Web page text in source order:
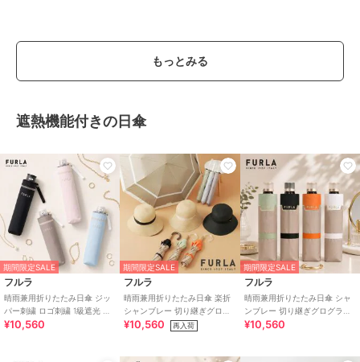
もっとみる
遮熱機能付きの日傘
期間限定SALE
フルラ
晴雨兼用折りたたみ日傘 ジッ
パー刺繍 ロゴ刺繍 1級遮光 遮
熱 UV 軽量
¥10,560
期間限定SALE
フルラ
晴雨兼用折りたたみ日傘 楽折
シャンブレー 切り継ぎグログ
ラン ロゴ 遮光率100％ 遮熱
¥10,560 再入荷
期間限定SALE
フルラ
晴雨兼用折りたたみ日傘 シャ
ンブレー 切り継ぎグログラン
ロゴ 遮光率100％ 遮熱 UV
¥10,560